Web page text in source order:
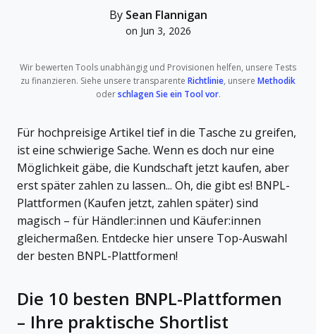
By Sean Flannigan
on Jun 3, 2026
Wir bewerten Tools unabhängig und Provisionen helfen, unsere Tests
zu finanzieren. Siehe unsere transparente Richtlinie, unsere Methodik
oder schlagen Sie ein Tool vor.
Für hochpreisige Artikel tief in die Tasche zu greifen,
ist eine schwierige Sache. Wenn es doch nur eine
Möglichkeit gäbe, die Kundschaft jetzt kaufen, aber
erst später zahlen zu lassen... Oh, die gibt es! BNPL-
Plattformen (Kaufen jetzt, zahlen später) sind
magisch – für Händler:innen und Käufer:innen
gleichermaßen. Entdecke hier unsere Top-Auswahl
der besten BNPL-Plattformen!
Die 10 besten BNPL-Plattformen
– Ihre praktische Shortlist